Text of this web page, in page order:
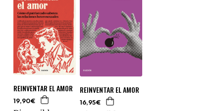
REINVENTAR EL AMOR
19,90€
REINVENTAR EL AMOR
16,95€